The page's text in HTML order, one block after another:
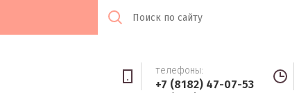
телефоны:
+7 (8182) 47-07-53